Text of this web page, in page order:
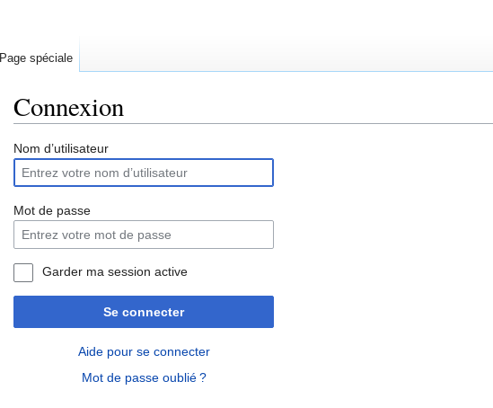
Connexion
Nom d’utilisateur
Mot de passe
Garder ma session active
Se connecter
Aide pour se connecter
Mot de passe oublié ?
Page spéciale